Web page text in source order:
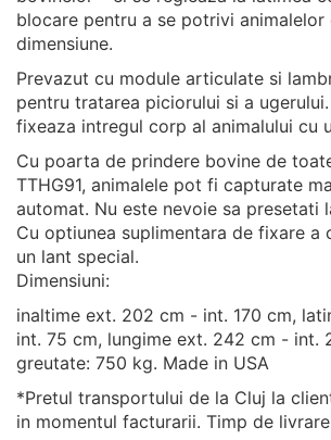
blocare pentru a se potrivi animalelor
dimensiune.
Prevazut cu module articulate si
pentru tratarea piciorului si a
fixeaza intregul corp al animalului cu
Cu poarta de prindere bovine de
TTHG91, animalele pot fi capturate
automat. Nu este nevoie sa presetati
Cu optiunea suplimentara de fixare a
un lant special.
Dimensiuni:
inaltime ext. 202 cm - int. 170 cm,
int. 75 cm, lungime ext. 242 cm - int.
greutate: 750 kg. Made in USA
*Pretul transportului de la Cluj la
in momentul facturarii. Timp de